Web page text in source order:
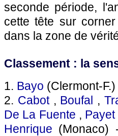
seconde période,
cette tête sur
dans la zone de
Classement : la
1. Bayo (Clermont-
2. Cabot, Boufal ,
De La Fuente , Payet
Henrique (Monaco)